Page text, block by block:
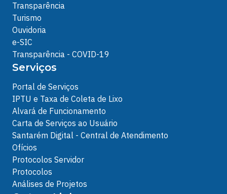
Transparência
Turismo
Ouvidoria
e-SIC
Transparência - COVID-19
Serviços
Portal de Serviços
IPTU e Taxa de Coleta de Lixo
Alvará de Funcionamento
Carta de Serviços ao Usuário
Santarém Digital - Central de Atendimento
Ofícios
Protocolos Servidor
Protocolos
Análises de Projetos